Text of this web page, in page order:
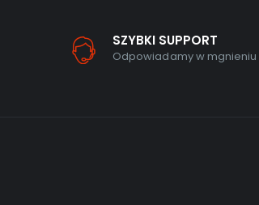
SZYBKI SUPPORT
Odpowiadamy w mgnieniu